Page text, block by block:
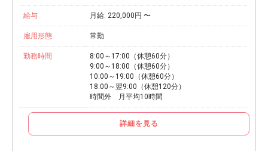
給与 月給: 220,000円 〜
雇用形態 常勤
勤務時間
8:00～17:00（休憩60分）
9:00～18:00（休憩60分）
10:00～19:00（休憩60分）
18:00～翌9:00（休憩120分）
時間外 月平均10時間
詳細を見る